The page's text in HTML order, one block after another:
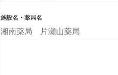
施設名・薬局名
湘南薬局 片瀬山薬局